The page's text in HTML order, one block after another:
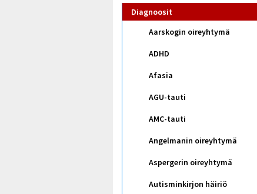
Diagnoosit
Aarskogin oireyhtymä
ADHD
Afasia
AGU-tauti
AMC-tauti
Angelmanin oireyhtymä
Aspergerin oireyhtymä
Autisminkirjon häiriö